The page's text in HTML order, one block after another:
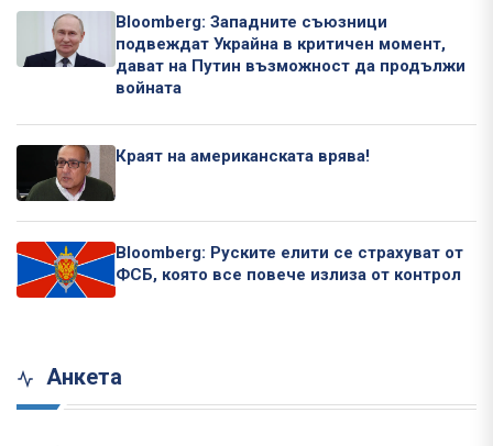
Bloomberg: Западните съюзници
подвеждат Украйна в критичен момент,
дават на Путин възможност да продължи
войната
Краят на американската врява!
Bloomberg: Руските елити се страхуват от
ФСБ, която все повече излиза от контрол
Анкета